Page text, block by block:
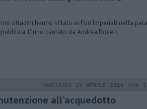
cittadini hanno sfilato ai Fori Imperiali nella
L'Inno cantato da Andrea Bocelli
MERCOLEDÌ 27 APRILE 2016 ORE
all'acquedotto